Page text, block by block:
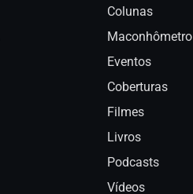
Colunas
Maconhômetro
Eventos
Coberturas
Filmes
Livros
Podcasts
Vídeos